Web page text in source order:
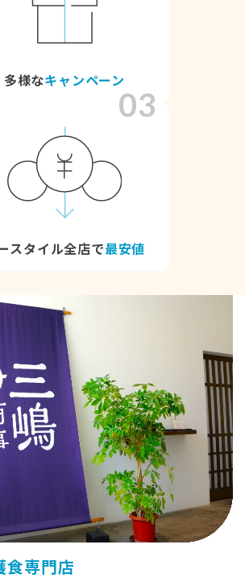
多様なキャンペーン03
スタイル全店で最安値
食専門店